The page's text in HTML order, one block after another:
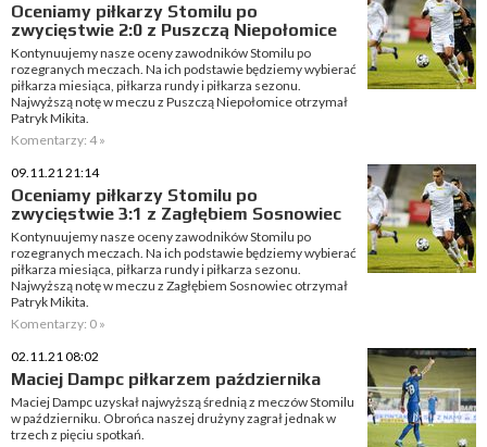
Oceniamy piłkarzy Stomilu po
zwycięstwie 2:0 z Puszczą Niepołomice
Kontynuujemy nasze oceny zawodników Stomilu po
rozegranych meczach. Na ich podstawie będziemy wybierać
piłkarza miesiąca, piłkarza rundy i piłkarza sezonu.
Najwyższą notę w meczu z Puszczą Niepołomice otrzymał
Patryk Mikita.
Komentarzy: 4 »
09.11.21 21:14
Oceniamy piłkarzy Stomilu po
zwycięstwie 3:1 z Zagłębiem Sosnowiec
Kontynuujemy nasze oceny zawodników Stomilu po
rozegranych meczach. Na ich podstawie będziemy wybierać
piłkarza miesiąca, piłkarza rundy i piłkarza sezonu.
Najwyższą notę w meczu z Zagłębiem Sosnowiec otrzymał
Patryk Mikita.
Komentarzy: 0 »
02.11.21 08:02
Maciej Dampc piłkarzem października
Maciej Dampc uzyskał najwyższą średnią z meczów Stomilu
w październiku. Obrońca naszej drużyny zagrał jednak w
trzech z pięciu spotkań.